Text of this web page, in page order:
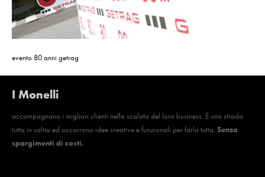
evento 80 anni getrag
I Monelli
accompagnano i migliori clienti nella scalata del loro business. È una strada
tutta in salita ed occorrono idee creative e funzionali per farla tutta. Senza
spargimenti di costi.